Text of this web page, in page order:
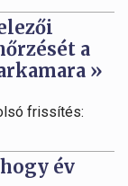
a
»
frissítés:
év